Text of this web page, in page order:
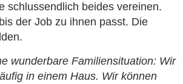
schlussendlich beides vereinen.
der Job zu ihnen passt. Die
wunderbare Familiensituation: Wir
in einem Haus. Wir können